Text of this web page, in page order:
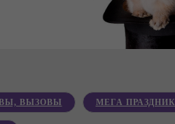
ВЫЗОВЫ МЕГА ПРАЗДНИК